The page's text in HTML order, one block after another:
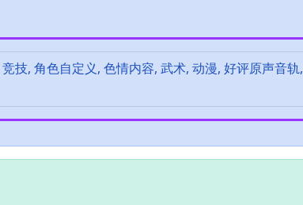
技, 角色自定义, 色情内容, 武术, 动漫, 好评原声音